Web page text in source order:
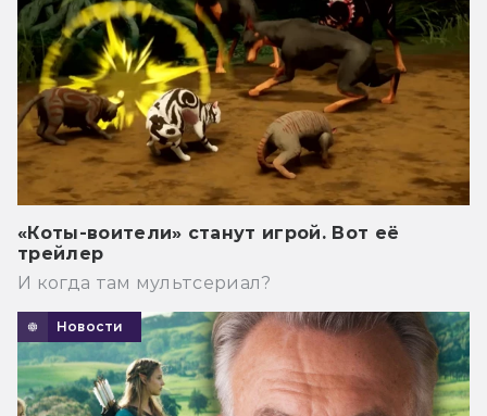
«Коты-воители» станут игрой. Вот её
трейлер
И когда там мультсериал?
Новости